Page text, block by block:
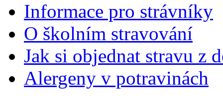
Informace pro strávníky
O školním stravování
Jak si objednat stravu z
Alergeny v potravinách